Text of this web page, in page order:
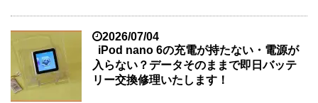
2026/07/04
iPod nano 6の充電が持たない・電源が
入らない？データそのままで即日バッテ
リー交換修理いたします！